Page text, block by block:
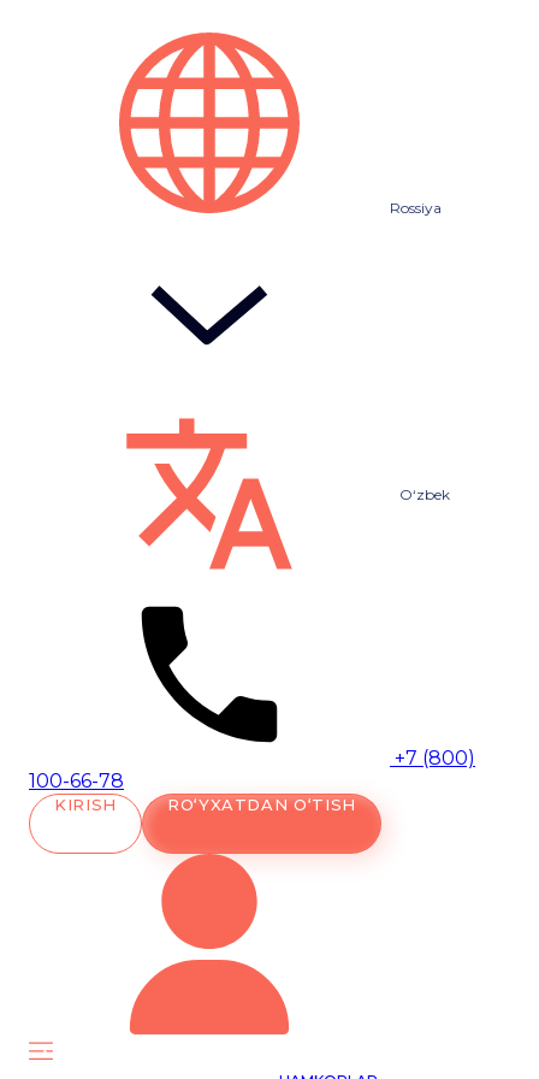
Rossiya
O‘zbek
+7 (800)
100-66-78
KIRISH RO‘YXATDAN O‘TISH